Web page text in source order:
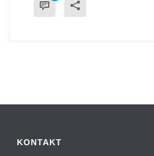
KONTAKT